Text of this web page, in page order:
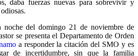
daba fuerzas nuevas para sobrevivir y
del domingo 21 de noviembre de
se presenta el Departamento de Orden
a responder la citación del SMO y es
de incertidumbre, sin que la familia